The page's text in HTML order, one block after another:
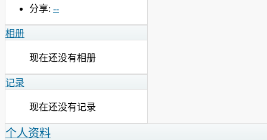
分享: --
相册
现在还没有相册
记录
现在还没有记录
个人资料